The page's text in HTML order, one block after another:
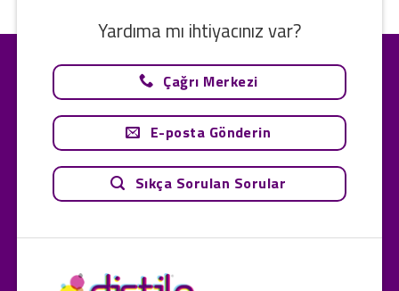
Yardıma mı ihtiyacınız var?
Çağrı Merkezi
E-posta Gönderin
Sıkça Sorulan Sorular